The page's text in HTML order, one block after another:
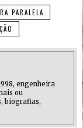
PARALELA
engenheira
ou
biografias,